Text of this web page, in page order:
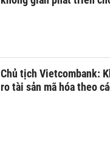
Chủ tịch Vietcombank:
ro tài sản mã hóa theo